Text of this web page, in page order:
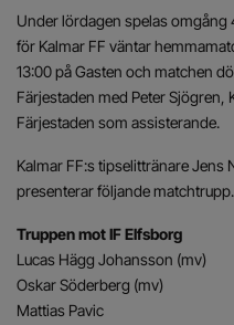
Under lördagen spelas omgång
för Kalmar FF väntar
13:00 på Gasten och matchen
Färjestaden med Peter Sjögren,
Färjestaden som assisterande.
Kalmar FF:s tipselittränare Jens
presenterar följande matchtrupp.
Truppen mot IF Elfsborg
Lucas Hägg Johansson (mv)
Oskar Söderberg (mv)
Mattias Pavic